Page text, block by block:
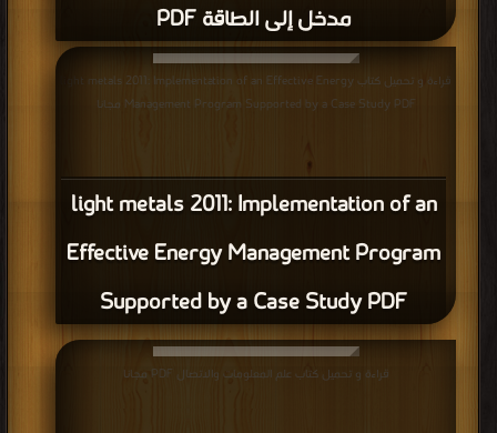
مدخل إلى الطاقة PDF
light metals 2011: Implementation of an
Effective Energy Management Program
Supported by a Case Study PDF
قراءة و تحميل كتاب light metals 2011: Implementation of an Effective Energy
Management Program Supported by a Case Study PDF مجانا
قراءة و تحميل كتاب علم المعلومات والاتصال PDF مجانا